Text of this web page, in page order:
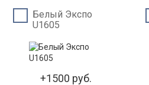
Белый Экспо
U1605
+1500 руб.